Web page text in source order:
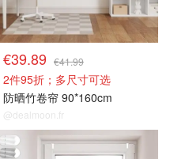
€39.89 €41.99
2件95折；多尺寸可选
防晒竹卷帘 90*160cm
@dealmoon.fr
百叶窗/卷帘窗